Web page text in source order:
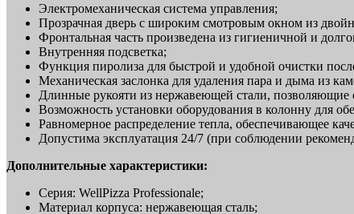
Электромеханическая система управления;
Прозрачная дверь с широким смотровым окном из
Фронтальная часть произведена из гигиеничной и
Внутренняя подсветка;
Функция пиролиза для быстрой и удобной очистки
Механическая заслонка для удаления пара и дыма из
Длинные рукояти из нержавеющей стали,
Возможность установки оборудования в колонну для
Равномерное распределение тепла, обеспечивающее
Допустима эксплуатация 24/7 (при соблюдении
Дополнительные характеристики:
Серия: WellPizza Professionale;
Материал корпуса: нержавеющая сталь;